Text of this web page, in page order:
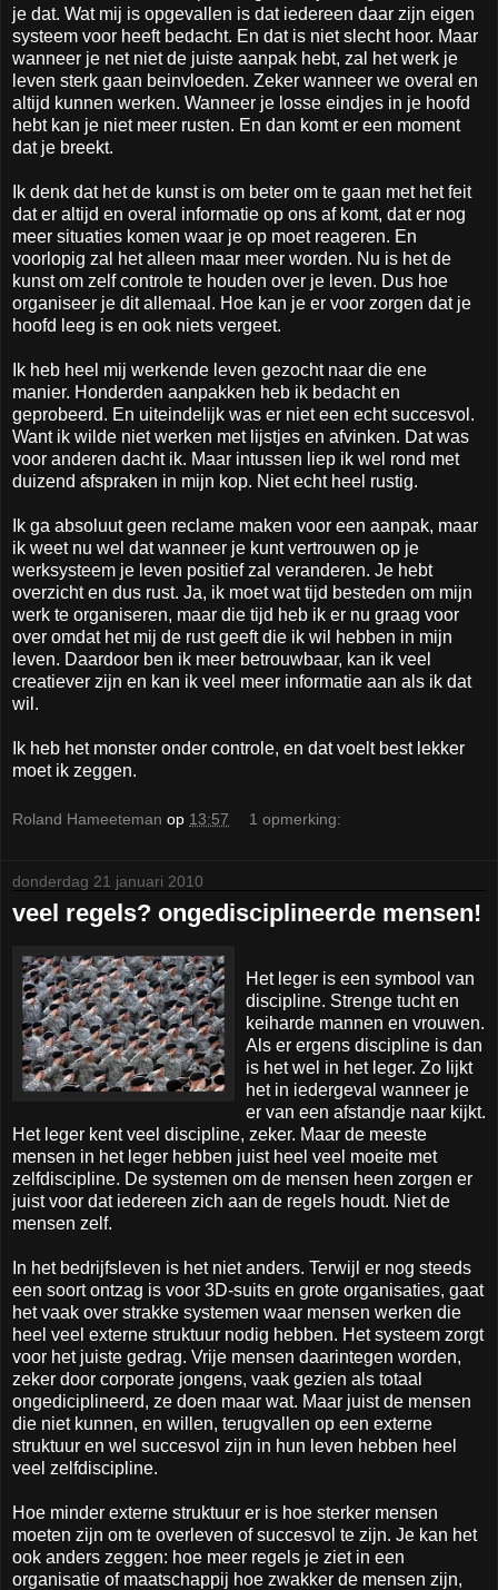
je dat. Wat mij is opgevallen is dat iedereen daar zijn eigen
systeem voor heeft bedacht. En dat is niet slecht hoor. Maar
wanneer je net niet de juiste aanpak hebt, zal het werk je
leven sterk gaan beinvloeden. Zeker wanneer we overal en
altijd kunnen werken. Wanneer je losse eindjes in je hoofd
hebt kan je niet meer rusten. En dan komt er een moment
dat je breekt.
Ik denk dat het de kunst is om beter om te gaan met het feit
dat er altijd en overal informatie op ons af komt, dat er nog
meer situaties komen waar je op moet reageren. En
voorlopig zal het alleen maar meer worden. Nu is het de
kunst om zelf controle te houden over je leven. Dus hoe
organiseer je dit allemaal. Hoe kan je er voor zorgen dat je
hoofd leeg is en ook niets vergeet.
Ik heb heel mij werkende leven gezocht naar die ene
manier. Honderden aanpakken heb ik bedacht en
geprobeerd. En uiteindelijk was er niet een echt succesvol.
Want ik wilde niet werken met lijstjes en afvinken. Dat was
voor anderen dacht ik. Maar intussen liep ik wel rond met
duizend afspraken in mijn kop. Niet echt heel rustig.
Ik ga absoluut geen reclame maken voor een aanpak, maar
ik weet nu wel dat wanneer je kunt vertrouwen op je
werksysteem je leven positief zal veranderen. Je hebt
overzicht en dus rust. Ja, ik moet wat tijd besteden om mijn
werk te organiseren, maar die tijd heb ik er nu graag voor
over omdat het mij de rust geeft die ik wil hebben in mijn
leven. Daardoor ben ik meer betrouwbaar, kan ik veel
creatiever zijn en kan ik veel meer informatie aan als ik dat
wil.
Ik heb het monster onder controle, en dat voelt best lekker
moet ik zeggen.
Roland Hameeteman op 13:57 1 opmerking:
donderdag 21 januari 2010
veel regels? ongedisciplineerde mensen!
Het leger is een symbool van
discipline. Strenge tucht en
keiharde mannen en vrouwen.
Als er ergens discipline is dan
is het wel in het leger. Zo lijkt
het in iedergeval wanneer je
er van een afstandje naar kijkt.
Het leger kent veel discipline, zeker. Maar de meeste
mensen in het leger hebben juist heel veel moeite met
zelfdiscipline. De systemen om de mensen heen zorgen er
juist voor dat iedereen zich aan de regels houdt. Niet de
mensen zelf.
In het bedrijfsleven is het niet anders. Terwijl er nog steeds
een soort ontzag is voor 3D-suits en grote organisaties, gaat
het vaak over strakke systemen waar mensen werken die
heel veel externe struktuur nodig hebben. Het systeem zorgt
voor het juiste gedrag. Vrije mensen daarintegen worden,
zeker door corporate jongens, vaak gezien als totaal
ongediciplineerd, ze doen maar wat. Maar juist de mensen
die niet kunnen, en willen, terugvallen op een externe
struktuur en wel succesvol zijn in hun leven hebben heel
veel zelfdiscipline.
Hoe minder externe struktuur er is hoe sterker mensen
moeten zijn om te overleven of succesvol te zijn. Je kan het
ook anders zeggen: hoe meer regels je ziet in een
organisatie of maatschappij hoe zwakker de mensen zijn,